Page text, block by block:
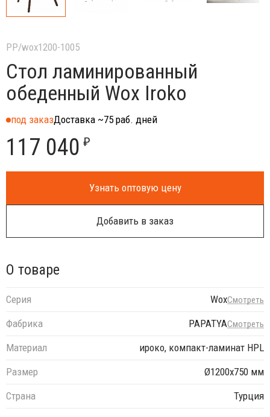
PP/wox1200-1005
Стол ламинированный
обеденный Wox Iroko
под заказДоставка ~75 раб. дней
117 040 ₽
Узнать оптовую цену
Добавить в заказ
О товаре
Серия WoxСмотреть
Фабрика PAPATYAСмотреть
Материал
ироко, компакт-ламинат HPL
Размер
Ø1200х750 мм
Страна
Турция